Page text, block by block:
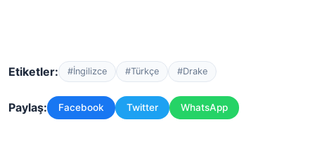
Etiketler: #İngilizce #Türkçe #Drake
Paylaş: Facebook Twitter WhatsApp